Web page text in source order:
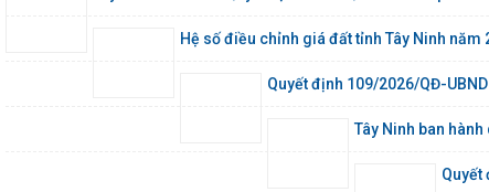
Hệ số điều chỉnh giá đất tỉnh Tây Ninh
Quyết định 109/2026/QĐ-
Tây Ninh ban
Quyết